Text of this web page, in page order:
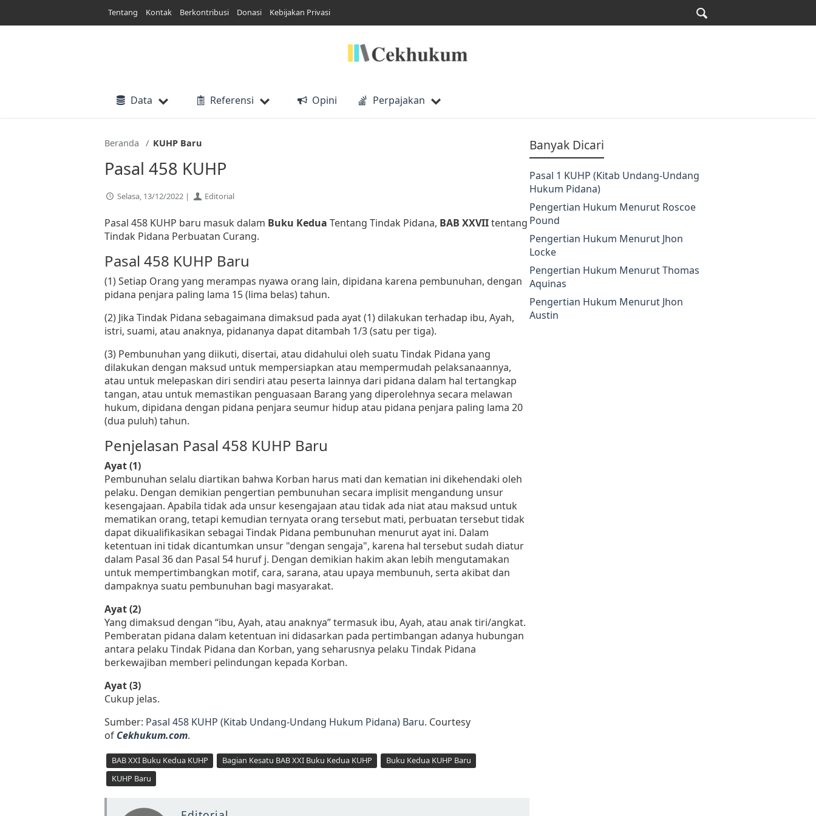
Tentang Kontak Berkontribusi Donasi Kebijakan Privasi
Data Referensi Opini Perpajakan
Beranda KUHP Baru
Pasal 458 KUHP
Selasa, 13/12/2022 | Editorial
Pasal 458 KUHP baru masuk dalam Buku Kedua Tentang Tindak Pidana, BAB XXVIItentang
Tindak Pidana Perbuatan Curang.
Pasal 458 KUHP Baru
(1) Setiap Orang yang merampas nyawa orang lain, dipidana karena pembunuhan, dengan
pidana penjara paling lama 15 (lima belas) tahun.
(2) Jika Tindak Pidana sebagaimana dimaksud pada ayat (1) dilakukan terhadap ibu, Ayah,
istri, suami, atau anaknya, pidananya dapat ditambah 1/3 (satu per tiga).
(3) Pembunuhan yang diikuti, disertai, atau didahului oleh suatu Tindak Pidana yang
dilakukan dengan maksud untuk mempersiapkan atau mempermudah pelaksanaannya,
atau untuk melepaskan diri sendiri atau peserta lainnya dari pidana dalam hal tertangkap
tangan, atau untuk memastikan penguasaan Barang yang diperolehnya secara melawan
hukum, dipidana dengan pidana penjara seumur hidup atau pidana penjara paling lama 20
(dua puluh) tahun.
Penjelasan Pasal 458 KUHP Baru
Ayat (1)
Pembunuhan selalu diartikan bahwa Korban harus mati dan kematian ini dikehendaki oleh
pelaku. Dengan demikian pengertian pembunuhan secara implisit mengandung unsur
kesengajaan. Apabila tidak ada unsur kesengajaan atau tidak ada niat atau maksud untuk
mematikan orang, tetapi kemudian ternyata orang tersebut mati, perbuatan tersebut tidak
dapat dikualifikasikan sebagai Tindak Pidana pembunuhan menurut ayat ini. Dalam
ketentuan ini tidak dicantumkan unsur "dengan sengaja", karena hal tersebut sudah diatur
dalam Pasal 36 dan Pasal 54 huruf j. Dengan demikian hakim akan lebih mengutamakan
untuk mempertimbangkan motif, cara, sarana, atau upaya membunuh, serta akibat dan
dampaknya suatu pembunuhan bagi masyarakat.
Ayat (2)
Yang dimaksud dengan “ibu, Ayah, atau anaknya” termasuk ibu, Ayah, atau anak tiri/angkat.
Pemberatan pidana dalam ketentuan ini didasarkan pada pertimbangan adanya hubungan
antara pelaku Tindak Pidana dan Korban, yang seharusnya pelaku Tindak Pidana
berkewajiban memberi pelindungan kepada Korban.
Ayat (3)
Cukup jelas.
Sumber: Pasal 458 KUHP (Kitab Undang-Undang Hukum Pidana) Baru. Courtesy
of Cekhukum.com.
BAB XXI Buku Kedua KUHP Bagian Kesatu BAB XXI Buku Kedua KUHP
Buku Kedua KUHP Baru
KUHP Baru
Banyak Dicari
Pasal 1 KUHP (Kitab Undang-Undang
Hukum Pidana)
Pengertian Hukum Menurut Roscoe
Pound
Pengertian Hukum Menurut Jhon
Locke
Pengertian Hukum Menurut Thomas
Aquinas
Pengertian Hukum Menurut Jhon
Austin